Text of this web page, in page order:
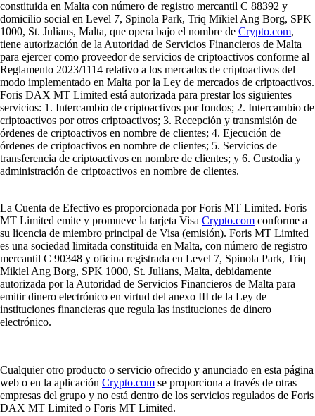
constituida en Malta con número de registro mercantil C 88392 y
domicilio social en Level 7, Spinola Park, Triq Mikiel Ang Borg, SPK
1000, St. Julians, Malta, que opera bajo el nombre de Crypto.com,
tiene autorización de la Autoridad de Servicios Financieros de Malta
para ejercer como proveedor de servicios de criptoactivos conforme al
Reglamento 2023/1114 relativo a los mercados de criptoactivos del
modo implementado en Malta por la Ley de mercados de criptoactivos.
Foris DAX MT Limited está autorizada para prestar los siguientes
servicios: 1. Intercambio de criptoactivos por fondos; 2. Intercambio de
criptoactivos por otros criptoactivos; 3. Recepción y transmisión de
órdenes de criptoactivos en nombre de clientes; 4. Ejecución de
órdenes de criptoactivos en nombre de clientes; 5. Servicios de
transferencia de criptoactivos en nombre de clientes; y 6. Custodia y
administración de criptoactivos en nombre de clientes.
La Cuenta de Efectivo es proporcionada por Foris MT Limited. Foris
MT Limited emite y promueve la tarjeta Visa Crypto.com conforme a
su licencia de miembro principal de Visa (emisión). Foris MT Limited
es una sociedad limitada constituida en Malta, con número de registro
mercantil C 90348 y oficina registrada en Level 7, Spinola Park, Triq
Mikiel Ang Borg, SPK 1000, St. Julians, Malta, debidamente
autorizada por la Autoridad de Servicios Financieros de Malta para
emitir dinero electrónico en virtud del anexo III de la Ley de
instituciones financieras que regula las instituciones de dinero
electrónico.
Cualquier otro producto o servicio ofrecido y anunciado en esta página
web o en la aplicación Crypto.com se proporciona a través de otras
empresas del grupo y no está dentro de los servicios regulados de Foris
DAX MT Limited o Foris MT Limited.